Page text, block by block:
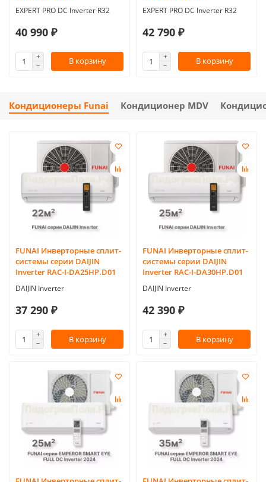
EXPERT PRO DC Inverter R32
40 990 ₽
В корзину
EXPERT PRO DC Inverter R32
42 790 ₽
В корзину
Кондиционеры Funai Кондиционер MDV
FUNAI Инверторные сплит-
системы серии DAIJIN
Inverter RAC-I-DA25HP.D01
DAIJIN Inverter
37 290 ₽
В корзину
FUNAI Инверторные сплит-
системы серии DAIJIN
Inverter RAC-I-DA30HP.D01
DAIJIN Inverter
42 390 ₽
В корзину